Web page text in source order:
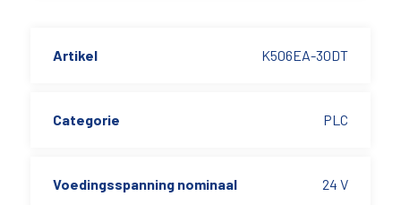
Artikel K506EA-30DT
Categorie PLC
Voedingsspanning nominaal 24 V